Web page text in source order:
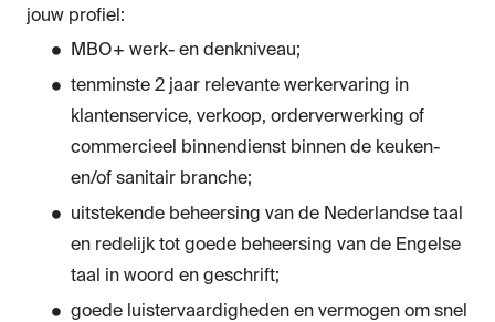
jouw profiel:
MBO+ werk- en denkniveau;
tenminste 2 jaar relevante werkervaring in
klantenservice, verkoop, orderverwerking of
commercieel binnendienst binnen de keuken-
en/of sanitair branche;
uitstekende beheersing van de Nederlandse taal
en redelijk tot goede beheersing van de Engelse
taal in woord en geschrift;
goede luistervaardigheden en vermogen om snel